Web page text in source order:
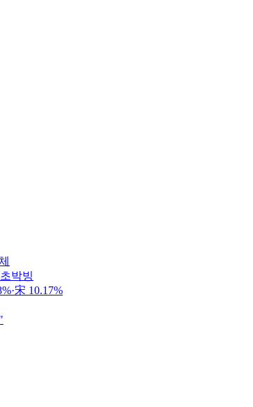
박빙
宋 10.17%